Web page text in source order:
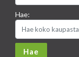
Hae: